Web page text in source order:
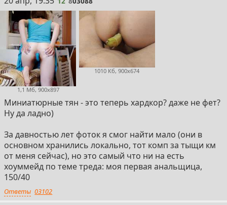
1,1 Мб, 900x897
1010 Кб, 900x674
Миниатюрные тян - это теперь хардкор? даже не фет?
Ну да ладно)
За давностью лет фоток я смог найти мало (они в
основном хранились локально, тот комп за тыщи км
от меня сейчас), но это самый что ни на есть
хоуммейд по теме треда: моя первая анальщица,
150/40
Ответы 03102